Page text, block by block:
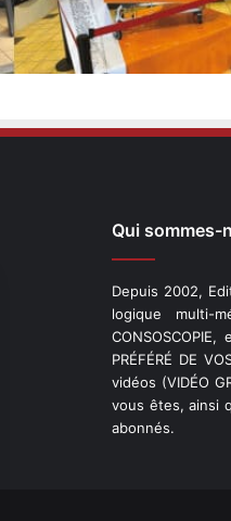
Qui sommes-
Depuis 2002,
logique multi-
CONSOSCOPIE,
PRÉFÉRÉ DE
vidéos (VIDÉO
vous êtes, ainsi
abonnés.